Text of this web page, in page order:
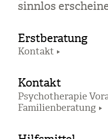
sinn­los
Erstberatung
Kontakt
Kontakt
Psychotherapie
Familienberatung